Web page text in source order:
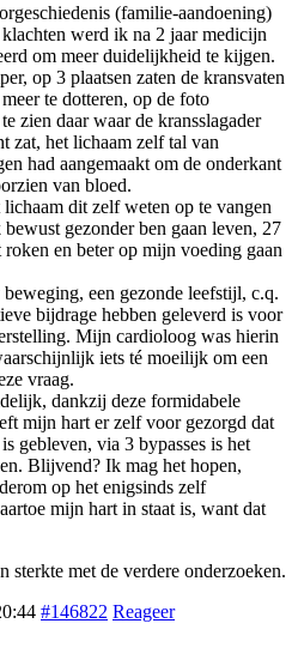
(familie-aandoening)
werd ik na 2 jaar medicijn
om meer duidelijkheid te kijgen.
op 3 plaatsen zaten de kransvaten
te dotteren, op de foto
zien daar waar de kransslagader
zat, het lichaam zelf tal van
had aangemaakt om de onderkant
van bloed.
dit zelf weten op te vangen
gezonder ben gaan leven, 27
roken en beter op mijn voeding gaan
een gezonde leefstijl, c.q.
bijdrage hebben geleverd is voor
Mijn cardioloog was hierin
iets té moeilijk om een
vraag.
dankzij deze formidabele
mijn hart er zelf voor gezorgd dat
gebleven, via 3 bypasses is het
Blijvend? Ik mag het hopen,
op het enigsinds zelf
mijn hart in staat is, want dat
sterkte met de verdere onderzoeken.
#146822 Reageer